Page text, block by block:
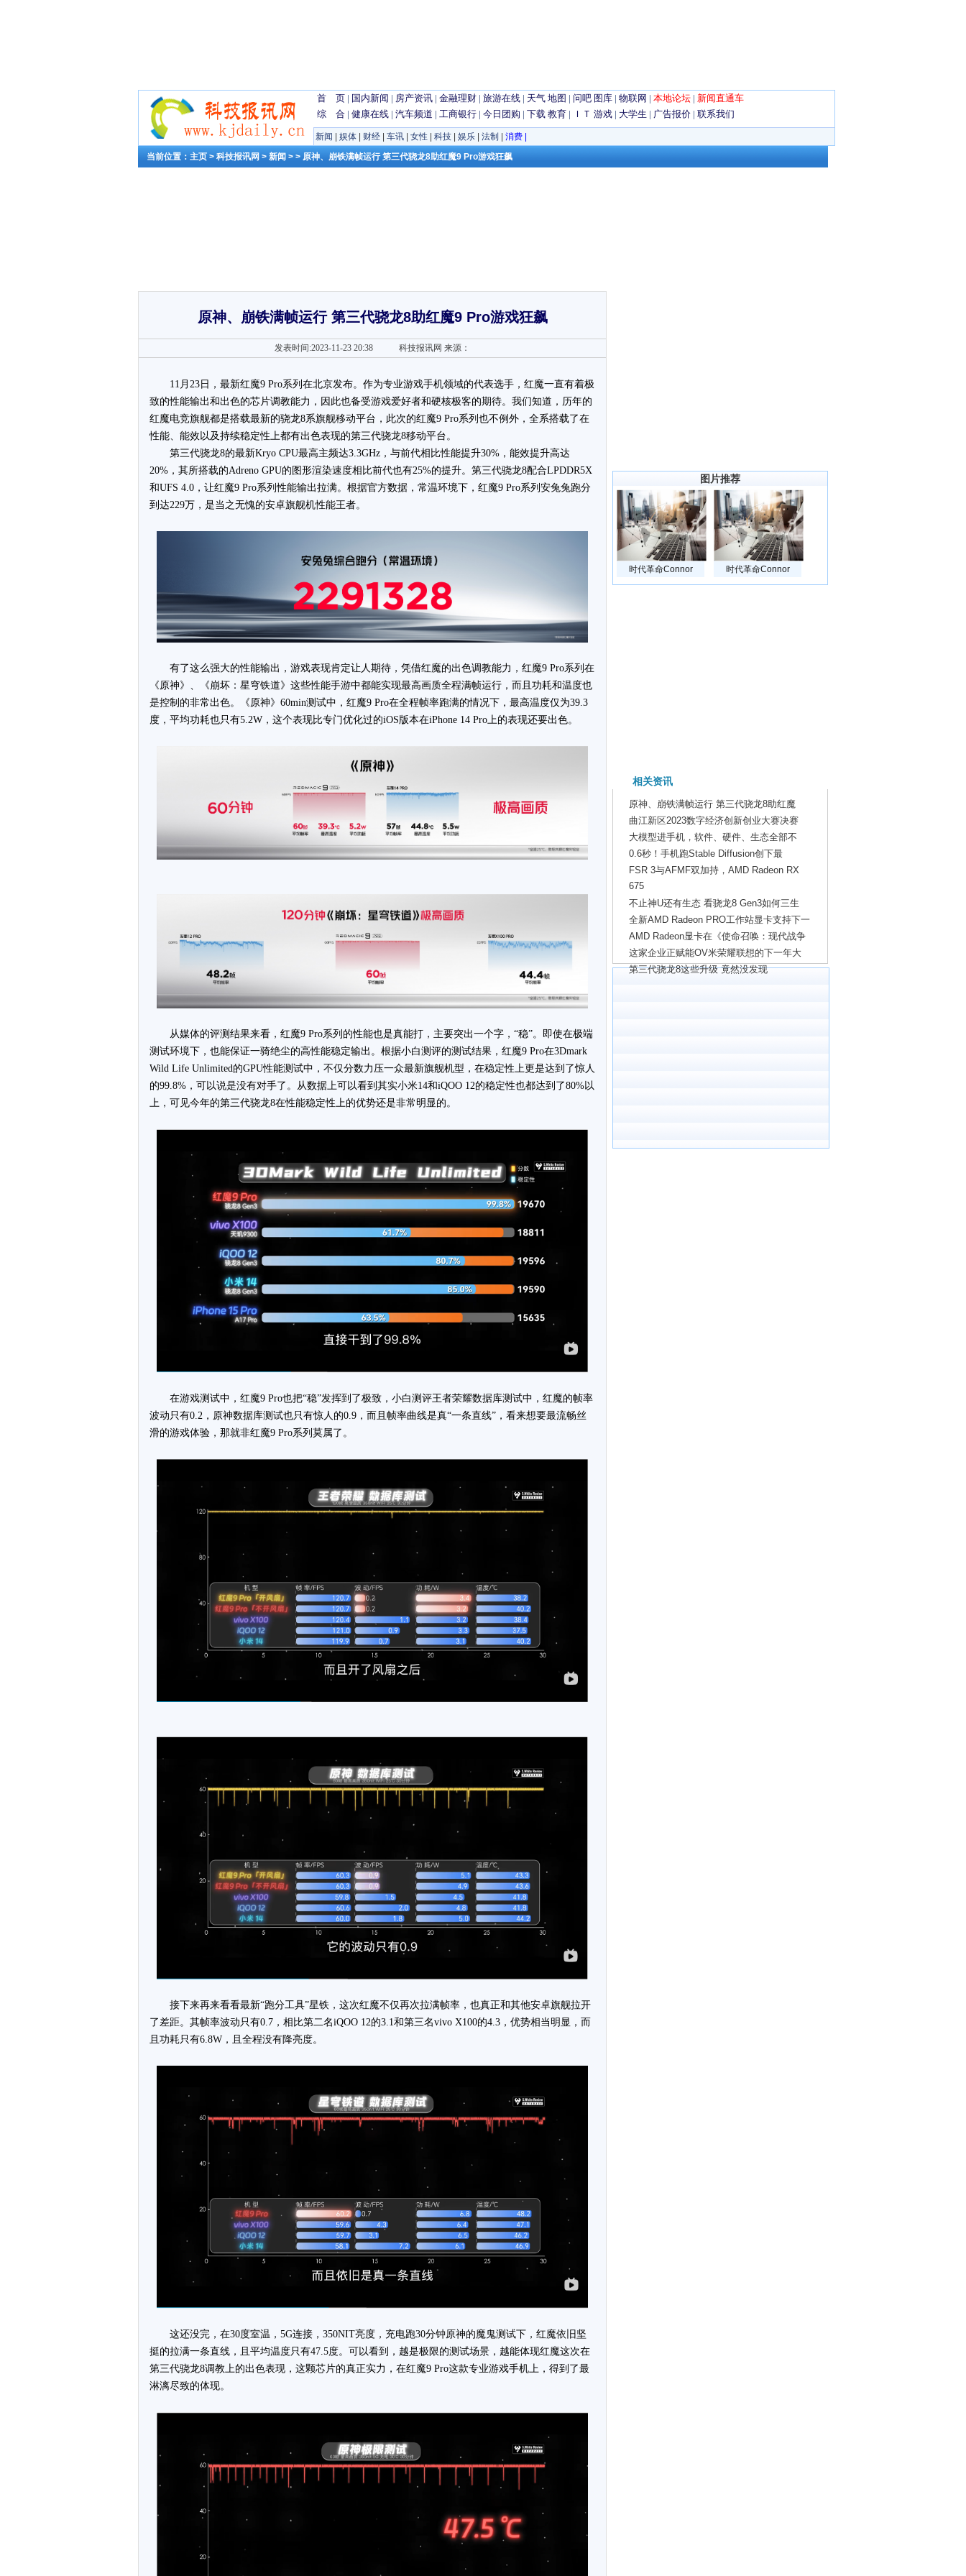
首 页 | 国内新闻 | 房产资讯 | 金融理财 | 旅游在线 | 天气 地图 | 问吧 图库 | 物联网 | 本地论坛 | 新闻直通车
综 合 | 健康在线 | 汽车频道 | 工商银行 | 今日团购 | 下载 教育 | ＩＴ 游戏 | 大学生 | 广告报价 | 联系我们
新闻 娱体 财经 车讯 女性 科技 娱乐 法制 消费
当前位置： 主页 > 科技报讯网 > 新闻 > > 原神、崩铁满帧运行 第三代骁龙8助红魔9 Pro游戏狂飙
原神、崩铁满帧运行 第三代骁龙8助红魔9 Pro游戏狂飙
发表时间:2023-11-23 20:38 科技报讯网 来源：
11月23日，最新红魔9 Pro系列在北京发布。作为专业游戏手机领域的代表选手，红魔一直有着极
致的性能输出和出色的芯片调教能力，因此也备受游戏爱好者和硬核极客的期待。我们知道，历年的
红魔电竞旗舰都是搭载最新的骁龙8系旗舰移动平台，此次的红魔9 Pro系列也不例外，全系搭载了在
性能、能效以及持续稳定性上都有出色表现的第三代骁龙8移动平台。
第三代骁龙8的最新Kryo CPU最高主频达3.3GHz，与前代相比性能提升30%，能效提升高达
20%，其所搭载的Adreno GPU的图形渲染速度相比前代也有25%的提升。第三代骁龙8配合LPDDR5X
和UFS 4.0，让红魔9 Pro系列性能输出拉满。根据官方数据，常温环境下，红魔9 Pro系列安兔兔跑分
到达229万，是当之无愧的安卓旗舰机性能王者。
有了这么强大的性能输出，游戏表现肯定让人期待，凭借红魔的出色调教能力，红魔9 Pro系列在
《原神》、《崩坏：星穹铁道》这些性能手游中都能实现最高画质全程满帧运行，而且功耗和温度也
是控制的非常出色。《原神》60min测试中，红魔9 Pro在全程帧率跑满的情况下，最高温度仅为39.3
度，平均功耗也只有5.2W，这个表现比专门优化过的iOS版本在iPhone 14 Pro上的表现还要出色。
从媒体的评测结果来看，红魔9 Pro系列的性能也是真能打，主要突出一个字，“稳”。即使在极端
测试环境下，也能保证一骑绝尘的高性能稳定输出。根据小白测评的测试结果，红魔9 Pro在3Dmark
Wild Life Unlimited的GPU性能测试中，不仅分数力压一众最新旗舰机型，在稳定性上更是达到了惊人
的99.8%，可以说是没有对手了。从数据上可以看到其实小米14和iQOO 12的稳定性也都达到了80%以
上，可见今年的第三代骁龙8在性能稳定性上的优势还是非常明显的。
在游戏测试中，红魔9 Pro也把“稳”发挥到了极致，小白测评王者荣耀数据库测试中，红魔的帧率
波动只有0.2，原神数据库测试也只有惊人的0.9，而且帧率曲线是真“一条直线”，看来想要最流畅丝
滑的游戏体验，那就非红魔9 Pro系列莫属了。
接下来再来看看最新“跑分工具”星铁，这次红魔不仅再次拉满帧率，也真正和其他安卓旗舰拉开
了差距。其帧率波动只有0.7，相比第二名iQOO 12的3.1和第三名vivo X100的4.3，优势相当明显，而
且功耗只有6.8W，且全程没有降亮度。
这还没完，在30度室温，5G连接，350NIT亮度，充电跑30分钟原神的魔鬼测试下，红魔依旧坚
挺的拉满一条直线，且平均温度只有47.5度。可以看到，越是极限的测试场景，越能体现红魔这次在
第三代骁龙8调教上的出色表现，这颗芯片的真正实力，在红魔9 Pro这款专业游戏手机上，得到了最
淋漓尽致的体现。
图片推荐
时代革命Connor 时代革命Connor
相关资讯
原神、崩铁满帧运行 第三代骁龙8助红魔
曲江新区2023数字经济创新创业大赛决赛
大模型进手机，软件、硬件、生态全部不
0.6秒！手机跑Stable Diffusion创下最
FSR 3与AFMF双加持，AMD Radeon RX
675
不止神U还有生态 看骁龙8 Gen3如何三生
全新AMD Radeon PRO工作站显卡支持下一
AMD Radeon显卡在《使命召唤：现代战争
这家企业正赋能OV米荣耀联想的下一年大
第三代骁龙8这些升级 竟然没发现